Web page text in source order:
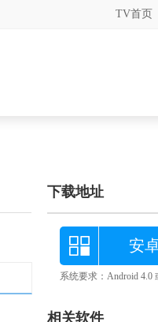
TV首页
下载地址
安
系统要求：Android 4.0
相关软件